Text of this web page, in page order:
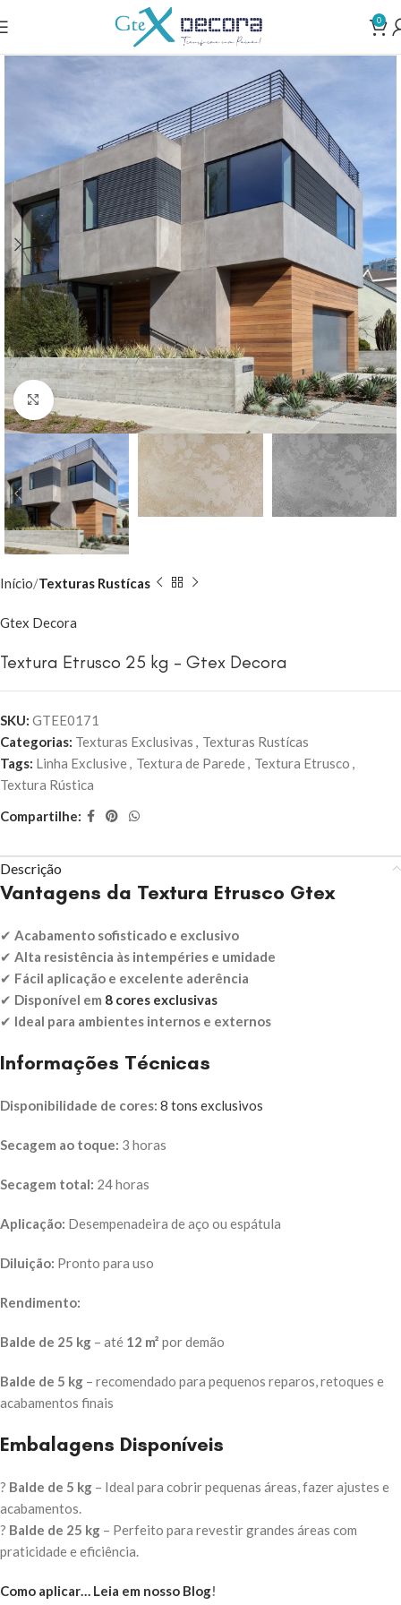
0
Clique para ampliar
Início Texturas Rustícas
Gtex Decora
Textura Etrusco 25 kg – Gtex Decora
SKU: GTEE0171
Categorias: Texturas Exclusivas
Texturas Rustícas
Tags: Linha Exclusive Textura de Parede Textura Etrusco
Textura Rústica
Compartilhe:
Descrição
Vantagens da Textura Etrusco Gtex
✔ Acabamento sofisticado e exclusivo
✔ Alta resistência às intempéries e umidade
✔ Fácil aplicação e excelente aderência
✔ Disponível em 8 cores exclusivas
✔ Ideal para ambientes internos e externos
Informações Técnicas
Disponibilidade de cores: 8 tons exclusivos
Secagem ao toque: 3 horas
Secagem total: 24 horas
Aplicação: Desempenadeira de aço ou espátula
Diluição: Pronto para uso
Rendimento:
Balde de 25 kg – até 12 m² por demão
Balde de 5 kg – recomendado para pequenos reparos, retoques e
acabamentos finais
Embalagens Disponíveis
? Balde de 5 kg – Ideal para cobrir pequenas áreas, fazer ajustes e
acabamentos.
? Balde de 25 kg – Perfeito para revestir grandes áreas com
praticidade e eficiência.
Como aplicar… Leia em nosso Blog!